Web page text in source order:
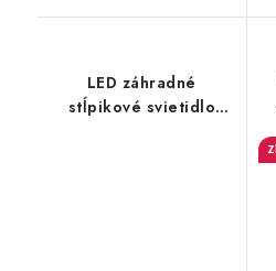
LED záhradné
stĺpikové svietidlo